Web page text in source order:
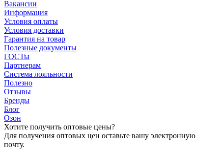
Вакансии
Информация
Условия оплаты
Условия доставки
Гарантия на товар
Полезные документы
ГОСТы
Партнерам
Система лояльности
Полезно
Отзывы
Бренды
Блог
Озон
Хотите получить оптовые цены?
Для получения оптовых цен оставьте вашу электронную
почту.